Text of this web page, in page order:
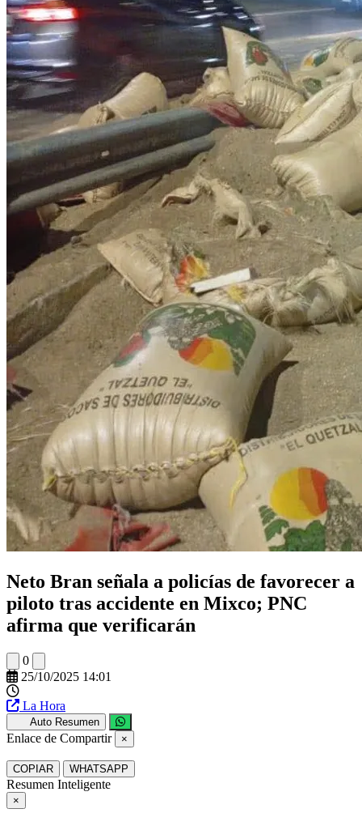
Neto Bran señala a policías de favorecer a
piloto tras accidente en Mixco; PNC
afirma que verificarán
0
25/10/2025 14:01
La Hora
Auto Resumen
Enlace de Compartir ×
COPIAR WHATSAPP
Resumen Inteligente
×